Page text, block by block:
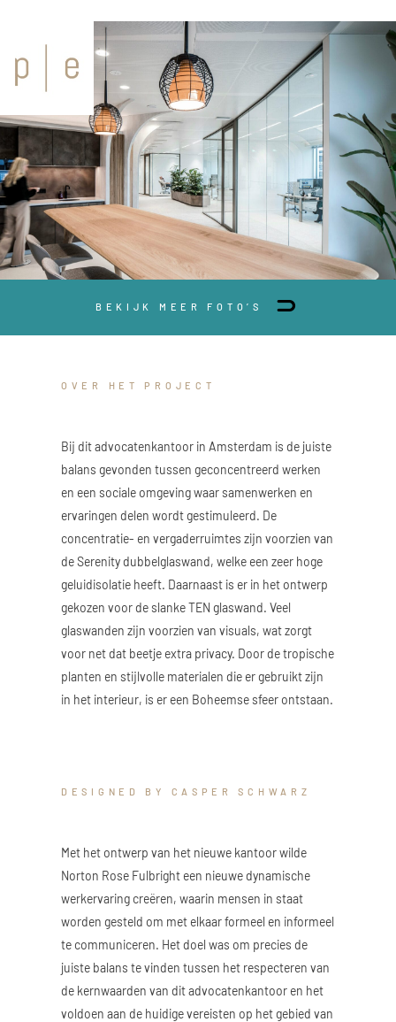
BEKIJK MEER FOTO’S
OVER HET PROJECT
Bij dit advocatenkantoor in Amsterdam is de juiste
balans gevonden tussen geconcentreerd werken
en een sociale omgeving waar samenwerken en
ervaringen delen wordt gestimuleerd. De
concentratie- en vergaderruimtes zijn voorzien van
de Serenity dubbelglaswand, welke een zeer hoge
geluidisolatie heeft. Daarnaast is er in het ontwerp
gekozen voor de slanke TEN glaswand. Veel
glaswanden zijn voorzien van visuals, wat zorgt
voor net dat beetje extra privacy. Door de tropische
planten en stijlvolle materialen die er gebruikt zijn
in het interieur, is er een Boheemse sfeer ontstaan.
DESIGNED BY CASPER SCHWARZ
Met het ontwerp van het nieuwe kantoor wilde
Norton Rose Fulbright een nieuwe dynamische
werkervaring creëren, waarin mensen in staat
worden gesteld om met elkaar formeel en informeel
te communiceren. Het doel was om precies de
juiste balans te vinden tussen het respecteren van
de kernwaarden van dit advocatenkantoor en het
voldoen aan de huidige vereisten op het gebied van